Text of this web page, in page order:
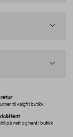
retur
til valgfri butikk
på nett og hent i butikk